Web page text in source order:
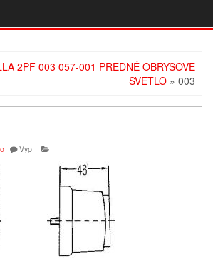
2PF 003 057-001 PREDNÉ OBRYSOVE
SVETLO » 003
Vyp